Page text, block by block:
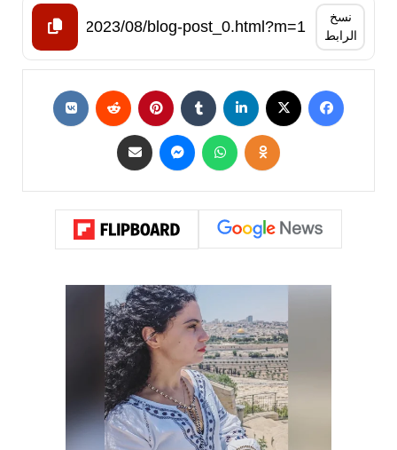
نسخ
الرابط